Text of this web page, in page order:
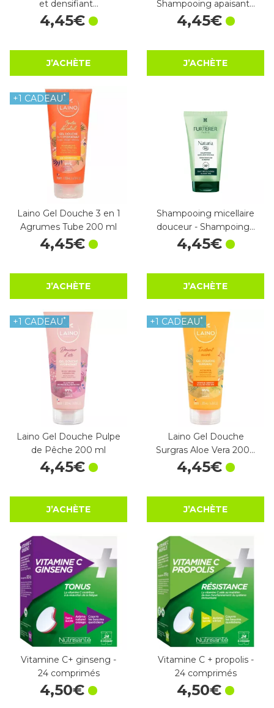
et densifiant…
4,45€
J’ACHÈTE
Shampooing apaisant…
4,45€
J’ACHÈTE
+1 CADEAU*
Laino Gel Douche 3 en 1
Agrumes Tube 200 ml
4,45€
J’ACHÈTE
Shampooing micellaire
douceur - Shampoing…
4,45€
J’ACHÈTE
+1 CADEAU*
Laino Gel Douche Pulpe
de Pêche 200 ml
4,45€
J’ACHÈTE
+1 CADEAU*
Laino Gel Douche
Surgras Aloe Vera 200…
4,45€
J’ACHÈTE
Vitamine C+ ginseng -
24 comprimés
4,50€
Vitamine C + propolis -
24 comprimés
4,50€